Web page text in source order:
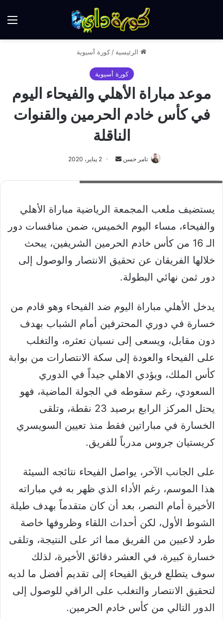
الرئيسية / كورة أسيوية
كورة أسيوية
موعد مباراة الأهلي والفيحاء اليوم
في كأس خادم الحرمين والقنوات
الناقلة
تامر حسن
أرسل
إلكترونيا
2 يناير، 2020
يستضيف ملعب المجمعة الرياضية مباراة الأهلي
والفيحاء، مساء اليوم الخميس، ضمن منافسات دور
الـ 16 من كأس خادم الحرمين الشريفين، يبحث
خلالها الفريقان عن تحقيق الانتصار والوصول إلى
دور ثمن نهائي البطولة.
يدخل الأهلي مباراة اليوم ضد الفيحاء وهو قادم من
خسارة في دوري المحترفين أمام الشباب بهدف
دون مقابل، ويسعى إلى نسيان تعثره، والتغلب
على الفيحاء والعودة إلى سكة الانتصارات من بوابة
كأس الملك، ويؤدي الاهلي جيداً في الدوري
السعودي، رغم سقوطه في الجولة الماضية، فهو
يحتل المركز الرابع برصيد 23 نقطة، وتلقى
الخسارة في مباراتين فقط منذ تعيين السويسري
كريستيان جروس مدرباً للفريق.
على الجانب الآخر، يواصل الفيحاء نتائجه السيئة
هذا الموسم، رغم الأداء الذي ظهر به في مباراته
الأخيرة أمام النصر، بعد أن كان متقدماً بهدف طيلة
الشوط الأول، لكن أحداث اللقاء وظروفها خاصة
طرد لاعبين من الفريق مما اثر على النتيجة، وتلقى
خسارة كبيرة، في العشر دقائق الأخيرة، لذلك
سوف يتطلع فريق الفيحاء إلى تقديم أفضل ما لديه
لتحقيق الانتصار والتغلب على الراقي للوصول إلى
الدور التالي من كأس خادم الحرمين.